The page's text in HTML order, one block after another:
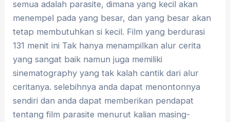
semua adalah parasite, dimana yang kecil akan
menempel pada yang besar, dan yang besar akan
tetap membutuhkan si kecil. Film yang berdurasi
131 menit ini Tak hanya menampilkan alur cerita
yang sangat baik namun juga memiliki
sinematography yang tak kalah cantik dari alur
ceritanya. selebihnya anda dapat menontonnya
sendiri dan anda dapat memberikan pendapat
tentang film parasite menurut kalian masing-